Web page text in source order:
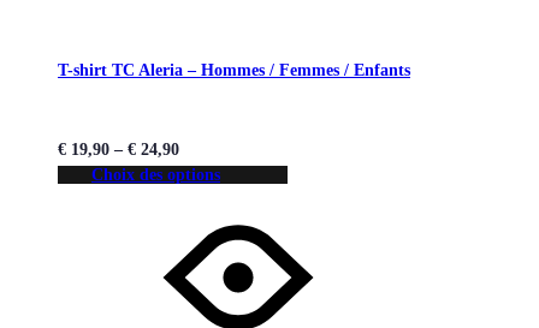
T-shirt TC Aleria – Hommes / Femmes / Enfants
€ 19,90 – € 24,90
Choix des options